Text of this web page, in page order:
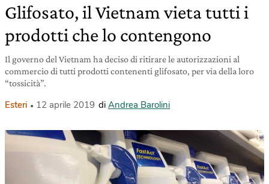
Glifosato, il Vietnam vieta tutti i
prodotti che lo contengono
Il governo del Vietnam ha deciso di ritirare le autorizzazioni al
commercio di tutti prodotti contenenti glifosato, per via della loro
“tossicità”.
Esteri 12 aprile 2019 di Andrea Barolini